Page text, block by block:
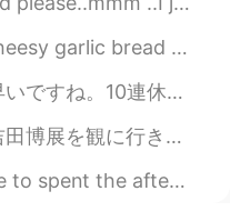
に私の欲求を減らしました 😏 #TGI Fridays (on...
しました。(10連休の間に遊んだばかりだから。)📝📝書いた日本語はあっていますか...
☺️吉田博氏の作品50点以上が展示されました。全部はとても素敵で色のセンスに感...
and I was happy to also spend so...